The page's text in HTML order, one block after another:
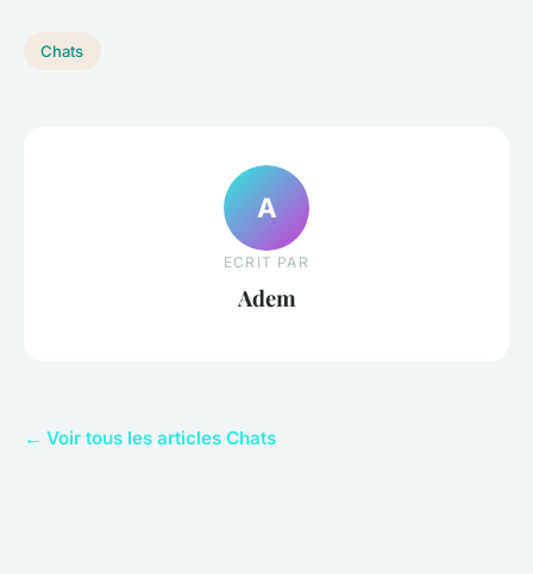
Chats
A
ECRIT PAR
Adem
← Voir tous les articles Chats